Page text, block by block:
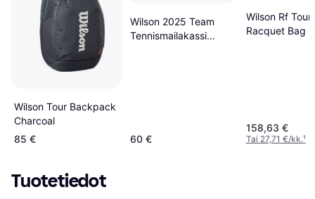
Wilson Tour Backpack
Charcoal
85 €
Wilson 2025 Team
Tennismailakassi
60 €
Wilson Rf
Racquet Bag
158,63 €
Tai 27,71 €/kk.¹
Tuotetiedot